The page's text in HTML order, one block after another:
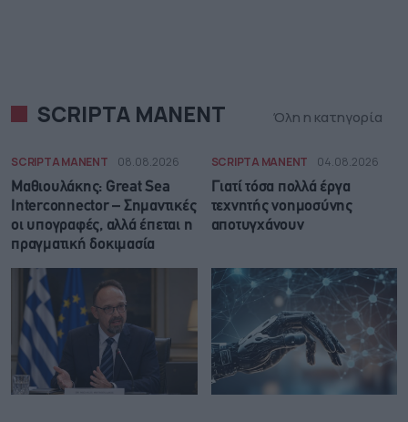
SCRIPTA MANENT Όλη η κατηγορία
SCRIPTA MANENT 08.08.2026
Μαθιουλάκης: Great Sea
Interconnector – Σημαντικές
οι υπογραφές, αλλά έπεται η
πραγματική δοκιμασία
SCRIPTA MANENT 04.08.2026
Γιατί τόσα πολλά έργα
τεχνητής νοημοσύνης
αποτυγχάνουν